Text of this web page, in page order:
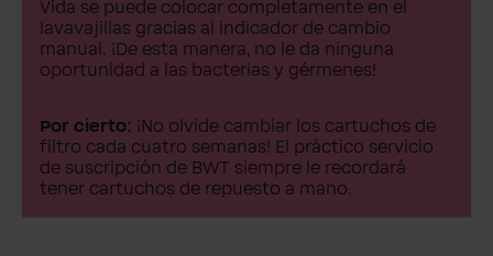
Vida se puede colocar completamente en el
lavavajillas gracias al indicador de cambio
manual. ¡De esta manera, no le da ninguna
oportunidad a las bacterias y gérmenes!
Por cierto: ¡No olvide cambiar los cartuchos de
filtro cada cuatro semanas! El práctico servicio
de suscripción de BWT siempre le recordará
tener cartuchos de repuesto a mano.